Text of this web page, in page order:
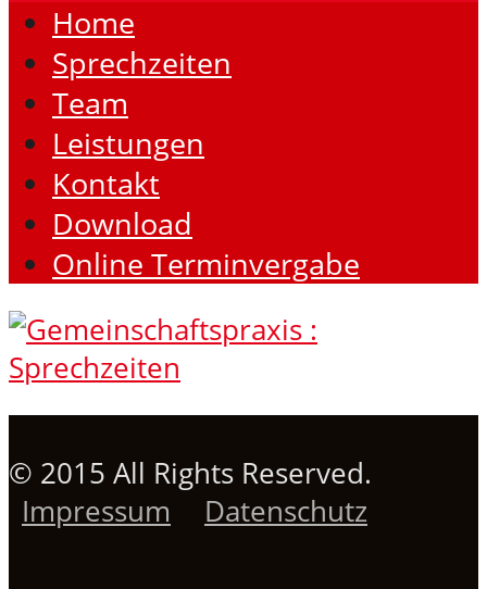
Home
Sprechzeiten
Team
Leistungen
Kontakt
Download
Online Terminvergabe
© 2015 All Rights Reserved.
Impressum
Datenschutz